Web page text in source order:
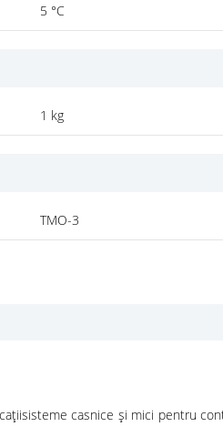
5 °C
1 kg
TMO-3
casnice și mici pentru